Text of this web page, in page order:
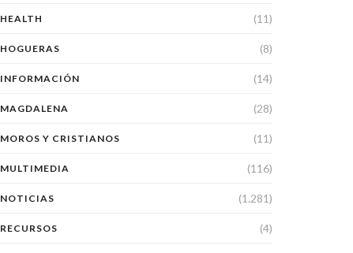
HEALTH (11)
HOGUERAS (8)
INFORMACIÓN (14)
MAGDALENA (28)
MOROS Y CRISTIANOS (11)
MULTIMEDIA (116)
NOTICIAS (1.281)
RECURSOS (4)